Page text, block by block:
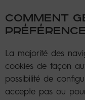
COMMENT
La majorité des
cookies de façon
possibilité de
accepte pas ou